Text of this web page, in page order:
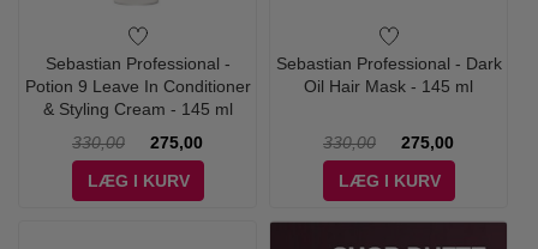
Sebastian Professional -
Potion 9 Leave In Conditioner
& Styling Cream - 145 ml
330,00
275,00
LÆG I KURV
Sebastian Professional - Dark
Oil Hair Mask - 145 ml
330,00
275,00
LÆG I KURV